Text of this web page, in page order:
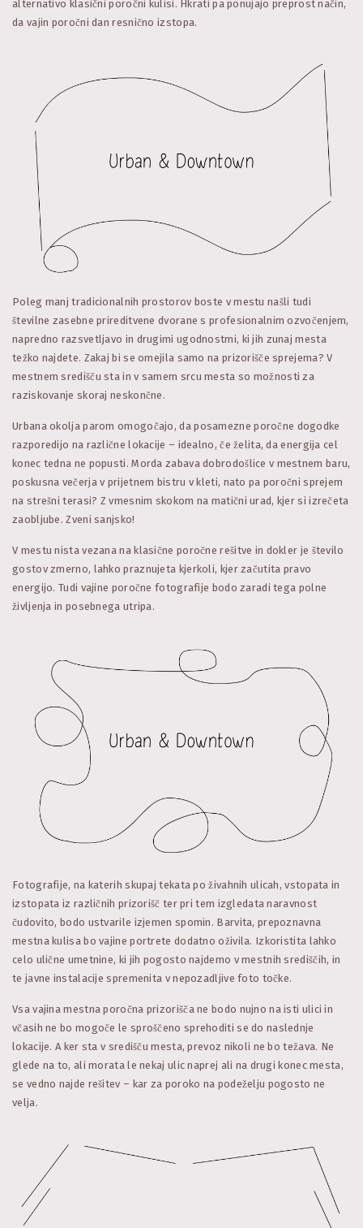
alternativo klasični poročni kulisi. Hkrati pa ponujajo preprost način,
da vajin poročni dan resnično izstopa.
Poleg manj tradicionalnih prostorov boste v mestu našli tudi
številne zasebne prireditvene dvorane s profesionalnim ozvočenjem,
napredno razsvetljavo in drugimi ugodnostmi, ki jih zunaj mesta
težko najdete. Zakaj bi se omejila samo na prizorišče sprejema? V
mestnem središču sta in v samem srcu mesta so možnosti za
raziskovanje skoraj neskončne.
Urbana okolja parom omogočajo, da posamezne poročne dogodke
razporedijo na različne lokacije – idealno, če želita, da energija cel
konec tedna ne popusti. Morda zabava dobrodošlice v mestnem baru,
poskusna večerja v prijetnem bistru v kleti, nato pa poročni sprejem
na strešni terasi? Z vmesnim skokom na matični urad, kjer si izrečeta
zaobljube. Zveni sanjsko!
V mestu nista vezana na klasične poročne rešitve in dokler je število
gostov zmerno, lahko praznujeta kjerkoli, kjer začutita pravo
energijo. Tudi vajine poročne fotografije bodo zaradi tega polne
življenja in posebnega utripa.
Fotografije, na katerih skupaj tekata po živahnih ulicah, vstopata in
izstopata iz različnih prizorišč ter pri tem izgledata naravnost
čudovito, bodo ustvarile izjemen spomin. Barvita, prepoznavna
mestna kulisa bo vajine portrete dodatno oživila. Izkoristita lahko
celo ulične umetnine, ki jih pogosto najdemo v mestnih središčih, in
te javne instalacije spremenita v nepozadljive foto točke.
Vsa vajina mestna poročna prizorišča ne bodo nujno na isti ulici in
včasih ne bo mogoče le sproščeno sprehoditi se do naslednje
lokacije. A ker sta v središču mesta, prevoz nikoli ne bo težava. Ne
glede na to, ali morata le nekaj ulic naprej ali na drugi konec mesta,
se vedno najde rešitev – kar za poroko na podeželju pogosto ne
velja.